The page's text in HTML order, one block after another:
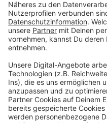
Anzeige
Das neue Album von
Durchhören
Anzeige
Anzeige